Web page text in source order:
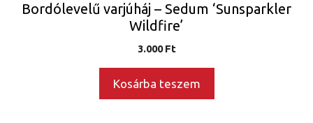
Bordólevelű varjúháj – Sedum ‘Sunsparkler
Wildfire’
3.000Ft
Kosárba teszem